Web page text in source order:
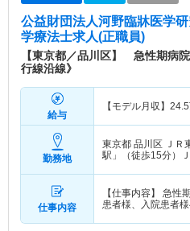
公益財団法人河野臨牀医学
学療法士求人(正職員)
【東京都／品川区】 急性期病
行線沿線》
給与
【モデル月収】 24.5
勤務地
東京都 品川区 ＪＲ
駅」（徒歩15分）
仕事内容
【仕事内容】 急性
患者様、入院患者